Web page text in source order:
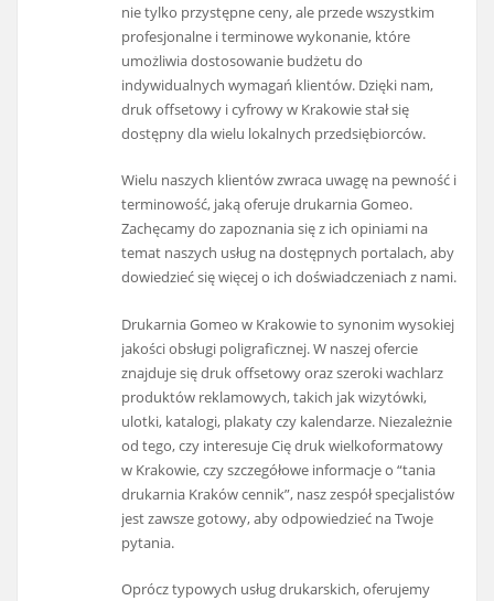
nie tylko przystępne ceny, ale przede wszystkim
profesjonalne i terminowe wykonanie, które
umożliwia dostosowanie budżetu do
indywidualnych wymagań klientów. Dzięki nam,
druk offsetowy i cyfrowy w Krakowie stał się
dostępny dla wielu lokalnych przedsiębiorców.
Wielu naszych klientów zwraca uwagę na pewność i
terminowość, jaką oferuje drukarnia Gomeo.
Zachęcamy do zapoznania się z ich opiniami na
temat naszych usług na dostępnych portalach, aby
dowiedzieć się więcej o ich doświadczeniach z nami.
Drukarnia Gomeo w Krakowie to synonim wysokiej
jakości obsługi poligraficznej. W naszej ofercie
znajduje się druk offsetowy oraz szeroki wachlarz
produktów reklamowych, takich jak wizytówki,
ulotki, katalogi, plakaty czy kalendarze. Niezależnie
od tego, czy interesuje Cię druk wielkoformatowy
w Krakowie, czy szczegółowe informacje o “tania
drukarnia Kraków cennik”, nasz zespół specjalistów
jest zawsze gotowy, aby odpowiedzieć na Twoje
pytania.
Oprócz typowych usług drukarskich, oferujemy